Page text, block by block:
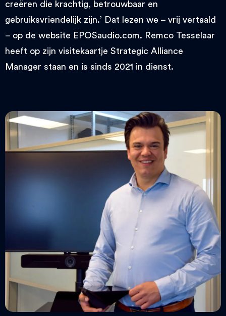
creëren die krachtig, betrouwbaar en
gebruiksvriendelijk zijn.’ Dat lezen we – vrij vertaald
– op de website EPOSaudio.com. Remco Tesselaar
heeft op zijn visitekaartje Strategic Alliance
Manager staan en is sinds 2021 in dienst.